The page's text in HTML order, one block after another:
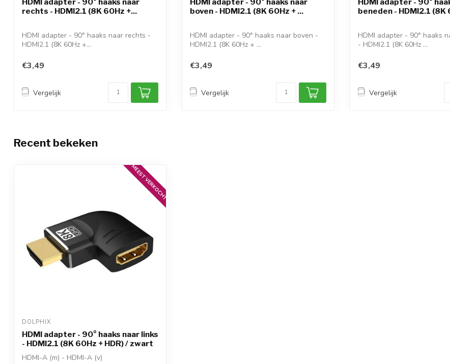
rechts - HDMI2.1 (8K 60Hz +...
HDMI adapter - 90° haaks naar rechts -
HDMI2.1 (8K 60Hz +...
€3,49
Vergelijk
boven - HDMI2.1 (8K 60Hz + ...
HDMI adapter - 90° haaks naar boven -
HDMI2.1 (8K 60Hz + ...
€3,49
Vergelijk
beneden - HDMI2.1 (8K
HDMI adapter - 90° haaks
- HDMI2.1 (8K 60Hz ...
€3,49
Vergelijk
Recent bekeken
MEEST VERKOCHT
DOLPHIX
HDMI adapter - 90° haaks naar links
- HDMI2.1 (8K 60Hz + HDR) / zwart
HDMI-A (m) - HDMI-A (v)